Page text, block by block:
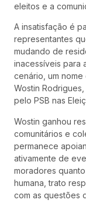
eleitos e a
A insatisfação é
representantes
mudando de
inacessíveis para
cenário, um
Wostin
pelo PSB nas
Wostin ganhou
comunitários e
permanece
ativamente de
moradores
humana, trato
com as questões